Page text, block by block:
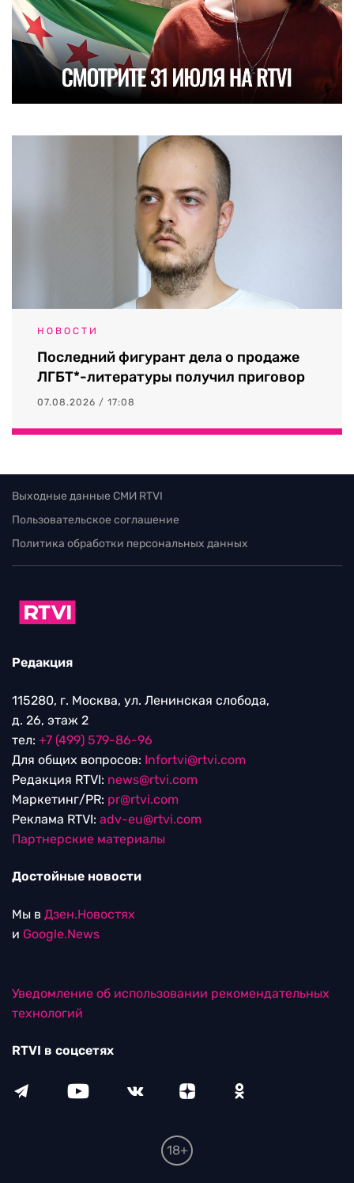
НОВОСТИ
Последний фигурант дела о продаже
ЛГБТ*-литературы получил приговор
07.08.2026 / 17:08
Выходные данные СМИ RTVI
Пользовательское соглашение
Политика обработки персональных данных
Редакция
115280, г. Москва, ул. Ленинская слобода,
д. 26, этаж 2
тел: +7 (499) 579-86-96
Для общих вопросов: Infortvi@rtvi.com
Редакция RTVI: news@rtvi.com
Маркетинг/PR: pr@rtvi.com
Реклама RTVI: adv-eu@rtvi.com
Партнерские материалы
Достойные новости
Мы в Дзен.Новостях
и Google.News
Уведомление об использовании рекомендательных
технологий
RTVI в соцсетях
18+